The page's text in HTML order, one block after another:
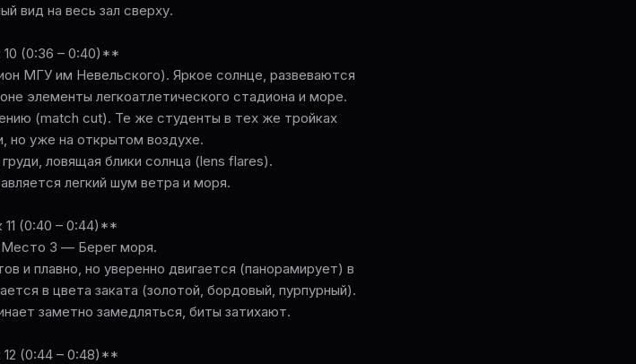
вид на весь зал сверху.
10 (0:36 – 0:40)**
МГУ им Невельского). Яркое солнце, развеваются
элементы легкоатлетического стадиона и море.
(match cut). Те же студенты в тех же тройках
но уже на открытом воздухе.
ловящая блики солнца (lens flares).
легкий шум ветра и моря.
11 (0:40 – 0:44)**
3 — Берег моря.
и плавно, но уверенно двигается (панорамирует) в
в цвета заката (золотой, бордовый, пурпурный).
заметно замедляться, биты затихают.
12 (0:44 – 0:48)**